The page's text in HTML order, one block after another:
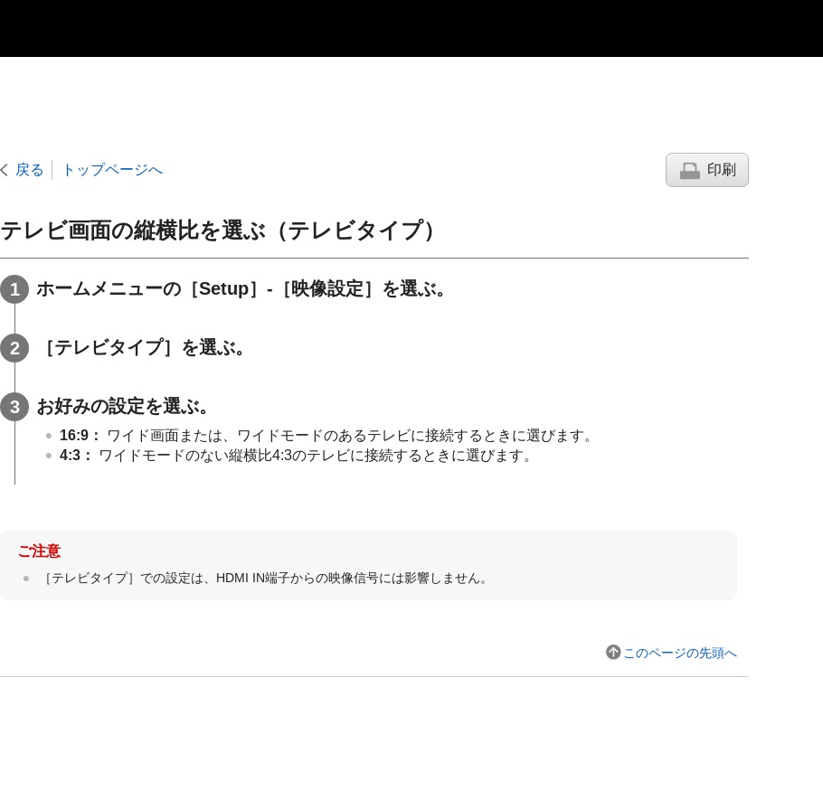
戻る トップページへ 印刷
テレビ画面の縦横比を選ぶ（テレビタイプ）
ホームメニューの［Setup］-［ 映像設定］を選ぶ。
［テレビタイプ］を選ぶ。
お好みの設定を選ぶ。
16:9 ：
ワイド画面または、ワイドモードのあるテレビに接続するときに選びます。
4:3 ： ワイドモードのない縦横比4:3のテレビに接続するときに選びます。
ご注意
［テレビタイプ］での設定は、HDMI IN端子からの映像信号には影響しません。
このページの先頭へ